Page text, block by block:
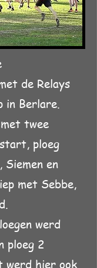
de Relays
in Berlare.
twee
ploeg
Siemen en
met Sebbe,
werd
ploeg 2
werd hier ook